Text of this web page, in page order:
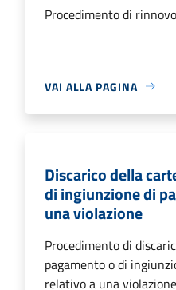
Procedimento di
VAI ALLA PAGINA
Discarico della
di ingiunzione di
una violazione
Procedimento di
pagamento o di
relativo a una violazione